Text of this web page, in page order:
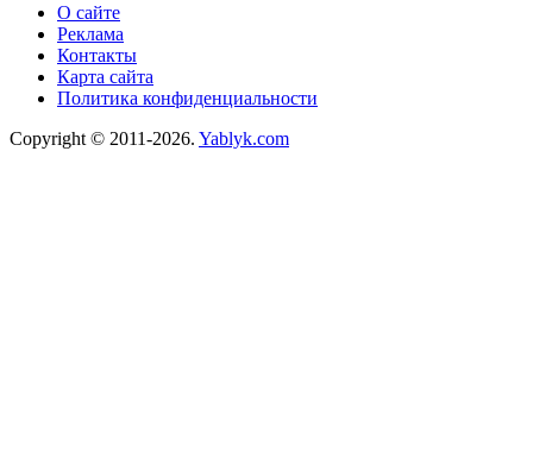
О сайте
Реклама
Контакты
Карта сайта
Политика конфиденциальности
Copyright © 2011-2026. Yablyk.сom